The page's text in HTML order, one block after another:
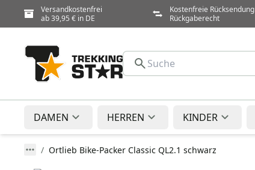
Versandkostenfrei
ab 39,95 € in DE
Kostenfreie Rücksendung
Rückgaberecht
DAMEN HERREN KINDER
Ortlieb Bike-Packer Classic QL2.1 schwarz